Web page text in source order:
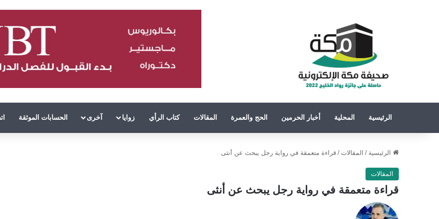
الرئيسية المحلية أخبار الحرمين الحج والعمرة المقالات كتاب الرأي زوايا آخرى الحسابات الموثقة
الرئيسية / المقالات / قراءة متعمقة في رواية رجل يبحث عن أنثى
المقالات
قراءة متعمقة في رواية رجل يبحث عن أنثى